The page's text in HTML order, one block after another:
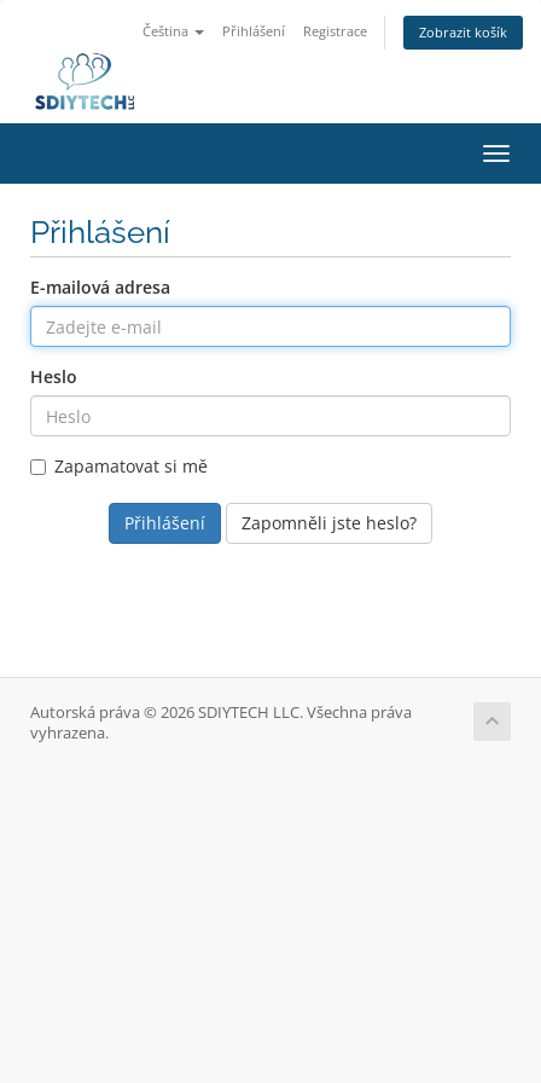
Čeština Přihlášení Registrace Zobrazit košík
Přihlášení
E-mailová adresa
Heslo
Zapamatovat si mě
Zapomněli jste heslo?
Autorská práva © 2026 SDIYTECH LLC. Všechna práva
vyhrazena.